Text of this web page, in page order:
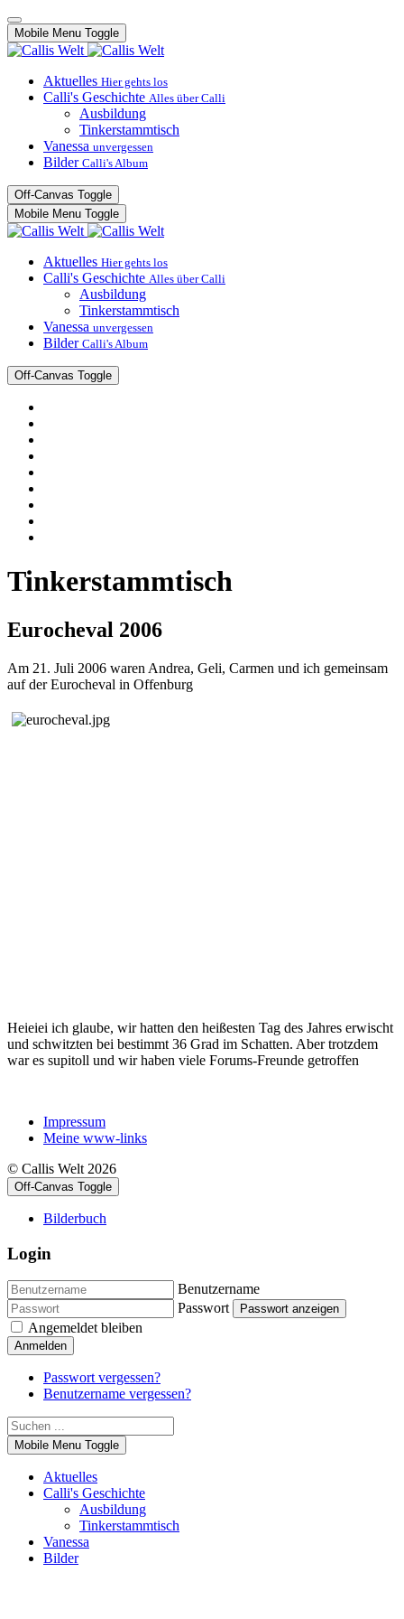
Mobile Menu Toggle
Aktuelles Hier gehts los
Calli's Geschichte Alles über Calli
Ausbildung
Tinkerstammtisch
Vanessa unvergessen
Bilder Calli's Album
Off-Canvas Toggle
Mobile Menu Toggle
Aktuelles Hier gehts los
Calli's Geschichte Alles über Calli
Ausbildung
Tinkerstammtisch
Vanessa unvergessen
Bilder Calli's Album
Off-Canvas Toggle
Tinkerstammtisch
Eurocheval 2006
Am 21. Juli 2006 waren Andrea, Geli, Carmen und ich gemeinsam
auf der Eurocheval in Offenburg
Heieiei ich glaube, wir hatten den heißesten Tag des Jahres erwischt
und schwitzten bei bestimmt 36 Grad im Schatten. Aber trotzdem
war es supitoll und wir haben viele Forums-Freunde getroffen
Impressum
Meine www-links
© Callis Welt 2026
Off-Canvas Toggle
Bilderbuch
Login
Benutzername
Passwort
Passwort anzeigen
Angemeldet bleiben
Anmelden
Passwort vergessen?
Benutzername vergessen?
Mobile Menu Toggle
Aktuelles
Calli's Geschichte
Ausbildung
Tinkerstammtisch
Vanessa
Bilder